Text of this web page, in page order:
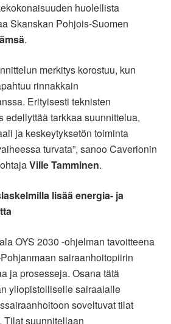
huolellista
Skanskan Pohjois-Suomen
.
merkitys korostuu, kun
rinnakkain
Erityisesti teknisten
edellyttää tarkkaa suunnittelua,
ja keskeytyksetön toiminta
turvata”, sanoo Caverionin
Ville Tamminen.
lisää energia- ja
OYS 2030 -ohjelman tavoitteena
sairaanhoitopiirin
ja prosesseja. Osana tätä
yliopistolliselle sairaalalle
soveltuvat tilat
Tilat suunnitellaan